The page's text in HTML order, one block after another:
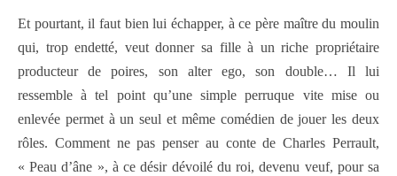
Et pourtant, il faut bien lui échapper, à ce père maître du moulin
qui, trop endetté, veut donner sa fille à un riche propriétaire
producteur de poires, son alter ego, son double… Il lui
ressemble à tel point qu’une simple perruque vite mise ou
enlevée permet à un seul et même comédien de jouer les deux
rôles. Comment ne pas penser au conte de Charles Perrault,
« Peau d’âne », à ce désir dévoilé du roi, devenu veuf, pour sa